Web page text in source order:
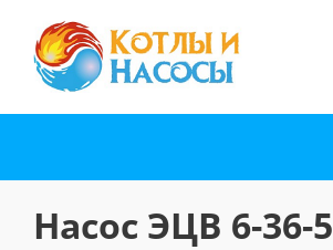
Насос ЭЦВ 6-36-